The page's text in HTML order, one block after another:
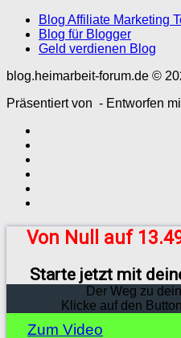
Blog Affiliate Marketing
Blog für Blogger
Geld verdienen Blog
blog.heimarbeit-forum.de ©
Präsentiert von - Entworfen
Von Null auf
Starte jetzt mit
Der Weg zu
Klicke auf den
Zum Video